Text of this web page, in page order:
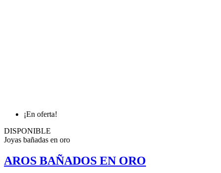
¡En oferta!
DISPONIBLE
Joyas bañadas en oro
AROS BAÑADOS EN ORO